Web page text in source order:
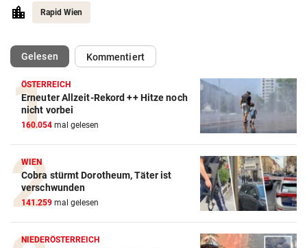
Rapid Wien
Gelesen(ausgewählt)Kommentiert
ÖSTERREICH
Erneuter Allzeit-Rekord ++ Hitze noch
nicht vorbei
160.054 mal gelesen
WIEN
Cobra stürmt Dorotheum, Täter ist
verschwunden
141.259 mal gelesen
NIEDERÖSTERREICH
Action-Cam Vergleich
ZUM VERGLEICH
Crosstrainer Vergleich
ZUM VERGLEICH
E-Bike Vergleich
ZUM VERGLEICH